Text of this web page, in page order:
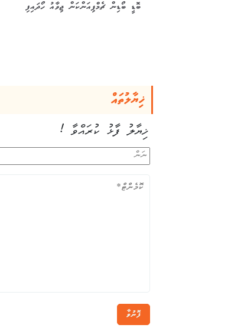
ބޮޑީ ބޯޑިން ޗެމްޕިއަންކަން ޖިވާއު ހޯދައިފި
ޚިޔާލުތައް
ޚިޔާލު ފާޅު ކުރައްވާ !
ފޮނުވާ